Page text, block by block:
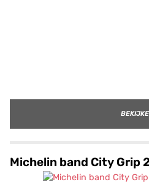
Michelin band City Grip